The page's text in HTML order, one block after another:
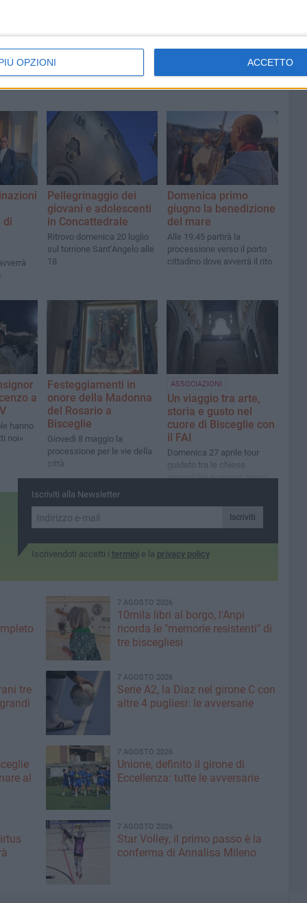
OPZIONI ACCETTO
di
Pellegrinaggio dei
giovani e adolescenti
in Concattedrale
Ritrovo domenica 20 luglio
sul torrione Sant’Angelo alle
18
Domenica primo
giugno la benedizione
del mare
Alle 19.45 partirà la
processione verso il porto
cittadino dove avverrà il rito
a
hanno
noi»
Festeggiamenti in
onore della Madonna
del Rosario a
Bisceglie
Giovedì 8 maggio la
processione per le vie della
città
ASSOCIAZIONI
Un viaggio tra arte,
storia e gusto nel
cuore di Bisceglie con
il FAI
Domenica 27 aprile tour
guidato tra le chiese
romaniche e pranzo tipico.
Iscriviti alla Newsletter
Iscriviti
Iscrivendoti accetti i termini e la privacy policy
7 AGOSTO 2026
10mila libri al borgo, l'Anpi
ricorda le "memorie resistenti" di
tre biscegliesi
tre
7 AGOSTO 2026
Serie A2, la Diaz nel girone C con
altre 4 pugliesi: le avversarie
al
7 AGOSTO 2026
Unione, definito il girone di
Eccellenza: tutte le avversarie
7 AGOSTO 2026
Star Volley, il primo passo è la
conferma di Annalisa Mileno